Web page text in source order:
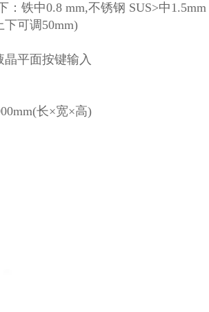
铁中0.8 mm,不锈钢 SUS>中1.5mm
下可调50mm)
平面按键输入
长×宽×高)